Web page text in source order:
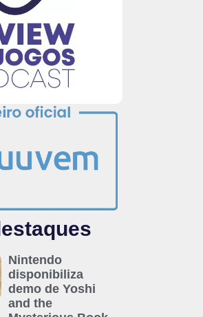
Nintendo
disponibiliza
demo de Yoshi
and the